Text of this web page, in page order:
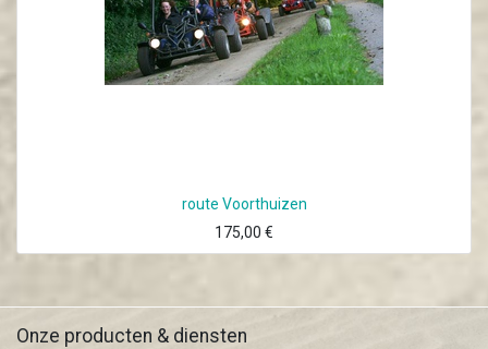
route Voorthuizen
175,00 €
Onze producten & diensten